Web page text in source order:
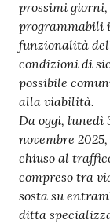
Tutti
gli
argomenti...
Seguici
su
prossimi
programmabili
funzionalità
condizioni di
possibile
alla viabilità.
Da oggi, lunedì
novembre
chiuso al
compreso tra
sosta su
ditta